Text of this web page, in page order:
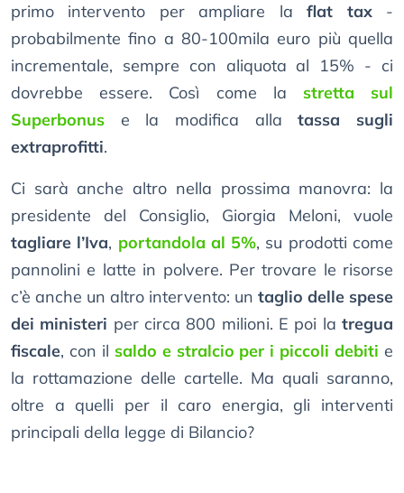
primo intervento per ampliare laflat tax-
probabilmente fino a 80-100mila euro più quella
incrementale, sempre con aliquota al 15% - ci
dovrebbe essere. Così come la stretta sul
Superbonus e la modifica allatassa sugli
extraprofitti.
Ci sarà anche altro nella prossima manovra: la
presidente del Consiglio, Giorgia Meloni, vuole
tagliare l’Iva, portandola al 5%, su prodotti come
pannolini e latte in polvere. Per trovare le risorse
c’è anche un altro intervento: un taglio delle spese
dei ministeri per circa 800 milioni. E poi latregua
fiscale, con il saldo e stralcio per i piccoli debiti e
la rottamazione delle cartelle. Ma quali saranno,
oltre a quelli per il caro energia, gli interventi
principali della legge di Bilancio?